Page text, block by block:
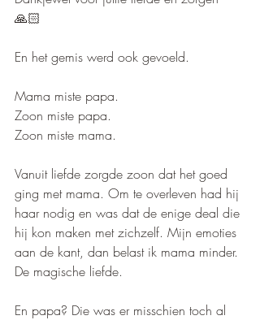
🙏🏻
En het gemis werd ook gevoeld.
Mama miste papa.
Zoon miste papa.
Zoon miste mama.
Vanuit liefde zorgde zoon dat het goed
ging met mama. Om te overleven had hij
haar nodig en was dat de enige deal die
hij kon maken met zichzelf. Mijn emoties
aan de kant, dan belast ik mama minder.
De magische liefde.
En papa? Die was er misschien toch al